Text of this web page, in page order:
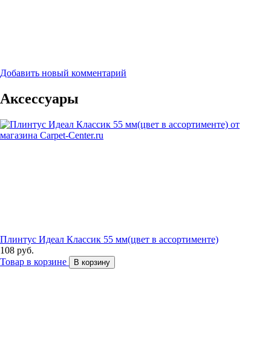
Добавить новый комментарий
Аксессуары
Плинтус Идеал Классик 55 мм(цвет в ассортименте)
108 руб.
Товар в корзине
В корзину